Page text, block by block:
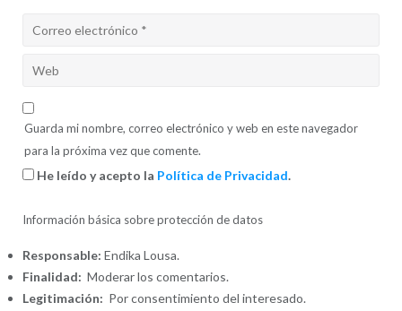
Guarda mi nombre, correo electrónico y web en este navegador
para la próxima vez que comente.
He leído y acepto la Política de Privacidad.
Información básica sobre protección de datos
Responsable: Endika Lousa.
Finalidad: Moderar los comentarios.
Legitimación: Por consentimiento del interesado.